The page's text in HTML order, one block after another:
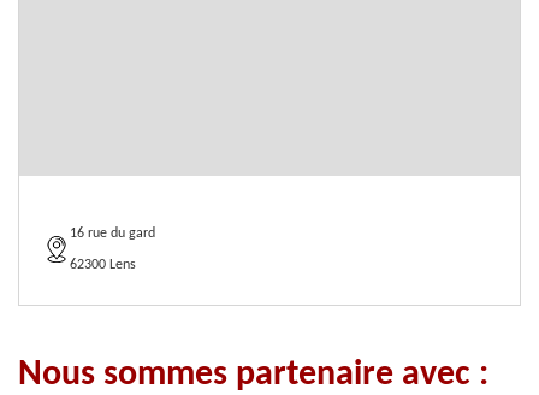
16 rue du gard
62300 Lens
Nous sommes partenaire avec :